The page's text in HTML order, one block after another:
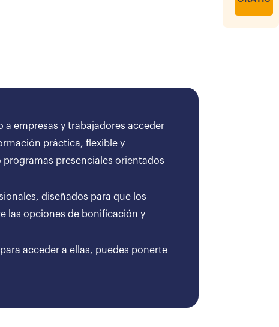
empresas y trabajadores acceder
práctica, flexible y
presenciales orientados
diseñados para que los
las opciones de bonificación y
acceder a ellas, puedes ponerte